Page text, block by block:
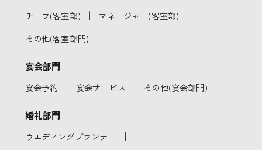
チーフ(客室部) ｜ マネージャー(客室部) ｜
その他(客室部門)
宴会部門
宴会予約 ｜ 宴会サービス ｜ その他(宴会部門)
婚礼部門
ウエディングプランナー ｜